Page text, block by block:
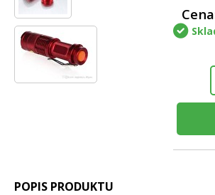
POPIS PRODUKTU